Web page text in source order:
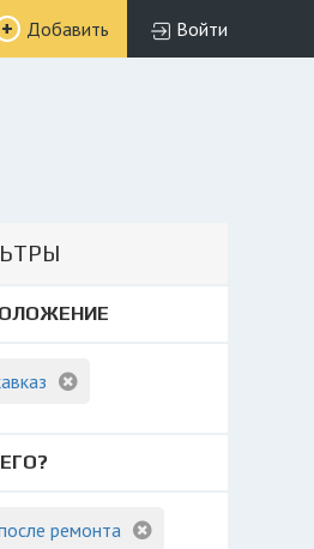
Добавить Войти
ремонта